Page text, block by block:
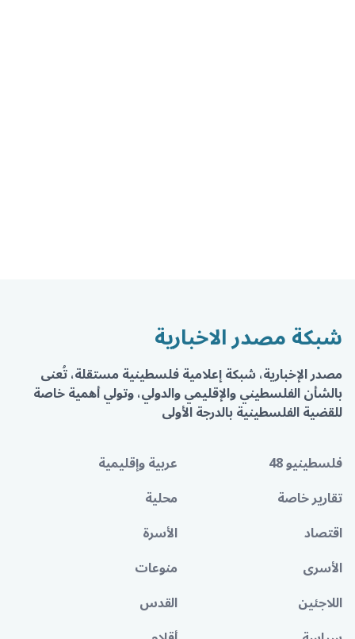
شبكة مصدر الاخبارية
مصدر الإخبارية، شبكة إعلامية فلسطينية مستقلة، تُعنى
بالشأن الفلسطيني والإقليمي والدولي، وتولي أهمية خاصة
للقضية الفلسطينية بالدرجة الأولى
فلسطينيو 48
عربية وإقليمية
تقارير خاصة
محلية
اقتصاد
الأسرة
الأسرى
منوعات
اللاجئين
القدس